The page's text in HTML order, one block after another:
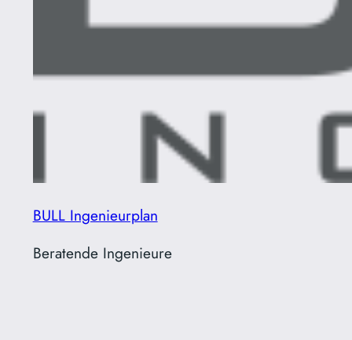
BULL Ingenieurplan
Beratende Ingenieure